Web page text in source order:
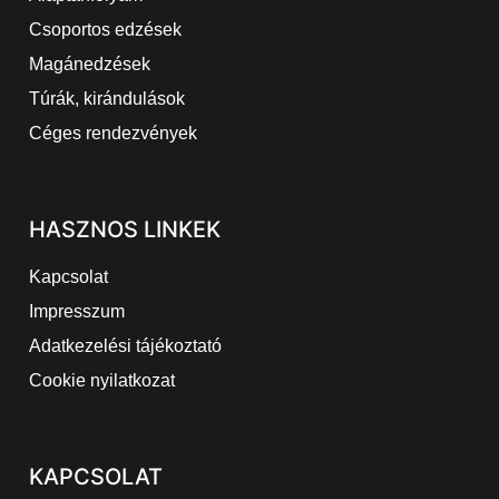
Csoportos edzések
Magánedzések
Túrák, kirándulások
Céges rendezvények
HASZNOS LINKEK
Kapcsolat
Impresszum
Adatkezelési tájékoztató
Cookie nyilatkozat
KAPCSOLAT